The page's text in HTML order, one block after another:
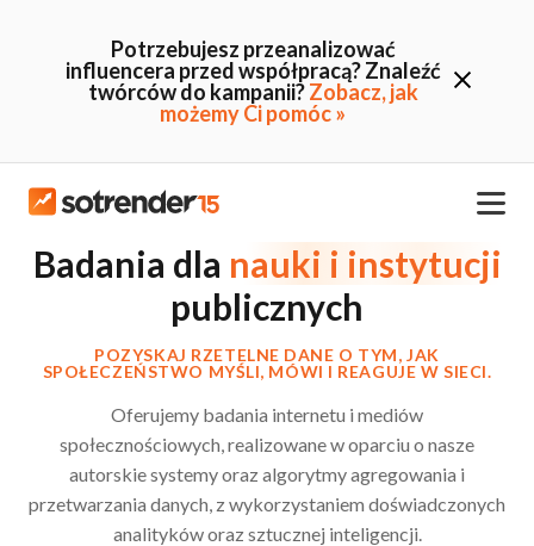
Potrzebujesz przeanalizować
influencera przed współpracą? Znaleźć
twórców do kampanii?Zobacz, jak
możemy Ci pomóc »
Badania dla nauki i instytucji
publicznych
POZYSKAJ RZETELNE DANE O TYM, JAK
SPOŁECZEŃSTWO MYŚLI, MÓWI I REAGUJE W SIECI.
Oferujemy badania internetu i mediów
społecznościowych, realizowane w oparciu o nasze
autorskie systemy oraz algorytmy agregowania i
przetwarzania danych, z wykorzystaniem doświadczonych
analityków oraz sztucznej inteligencji.